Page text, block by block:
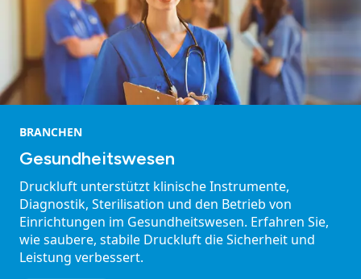
BRANCHEN
Gesundheitswesen
Druckluft unterstützt klinische Instrumente,
Diagnostik, Sterilisation und den Betrieb von
Einrichtungen im Gesundheitswesen. Erfahren Sie,
wie saubere, stabile Druckluft die Sicherheit und
Leistung verbessert.